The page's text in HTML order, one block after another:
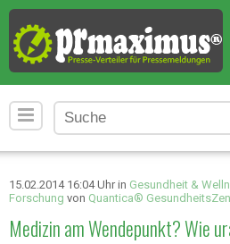
15.02.2014 16:04 Uhr in Gesundheit &
Forschung von Quantica®
Medizin am Wendepunkt? Wie